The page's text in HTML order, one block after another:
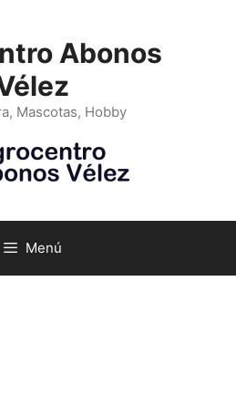
Abonos
Mascotas, Hobby
Menú